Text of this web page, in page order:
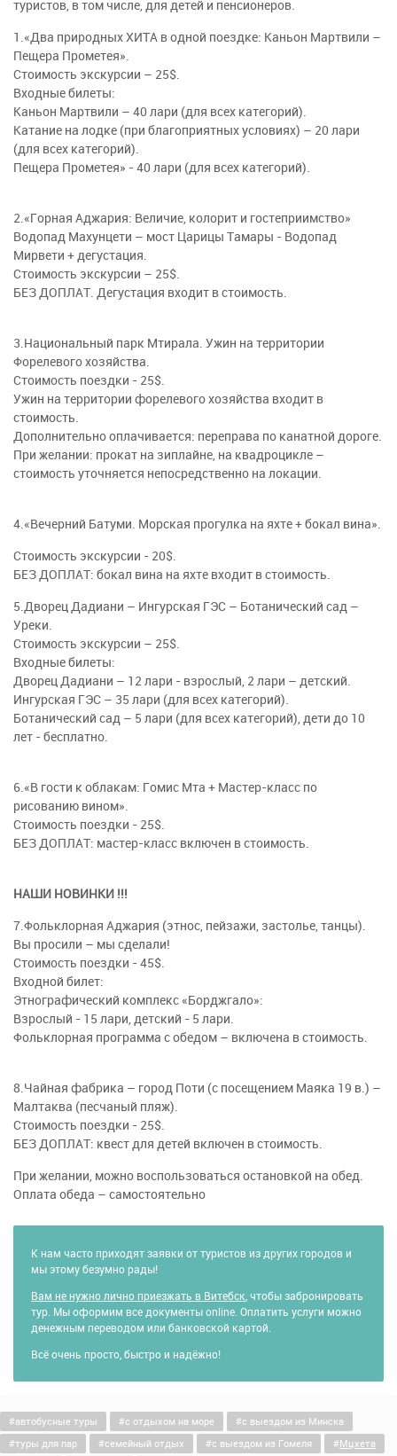
туристов, в том числе, для детей и пенсионеров.
1.«Два природных ХИТА в одной поездке: Каньон Мартвили –
Пещера Прометея».
Стоимость экскурсии – 25$.
Входные билеты:
Каньон Мартвили – 40 лари (для всех категорий).
Катание на лодке (при благоприятных условиях) – 20 лари
(для всех категорий).
Пещера Прометея» - 40 лари (для всех категорий).
2.«Горная Аджария: Величие, колорит и гостеприимство»
Водопад Махунцети – мост Царицы Тамары - Водопад
Мирвети + дегустация.
Стоимость экскурсии – 25$.
БЕЗ ДОПЛАТ. Дегустация входит в стоимость.
3.Национальный парк Мтирала. Ужин на территории
Форелевого хозяйства.
Стоимость поездки - 25$.
Ужин на территории форелевого хозяйства входит в
стоимость.
Дополнительно оплачивается: переправа по канатной дороге.
При желании: прокат на зиплайне, на квадроцикле –
стоимость уточняется непосредственно на локации.
4.«Вечерний Батуми. Морская прогулка на яхте + бокал вина».
Стоимость экскурсии - 20$.
БЕЗ ДОПЛАТ: бокал вина на яхте входит в стоимость.
5.Дворец Дадиани – Ингурская ГЭС – Ботанический сад –
Уреки.
Стоимость экскурсии – 25$.
Входные билеты:
Дворец Дадиани – 12 лари - взрослый, 2 лари – детский.
Ингурская ГЭС – 35 лари (для всех категорий).
Ботанический сад – 5 лари (для всех категорий), дети до 10
лет - бесплатно.
6.«В гости к облакам: Гомис Мта + Мастер-класс по
рисованию вином».
Стоимость поездки - 25$.
БЕЗ ДОПЛАТ: мастер-класс включен в стоимость.
НАШИ НОВИНКИ !!!
7.Фольклорная Аджария (этнос, пейзажи, застолье, танцы).
Вы просили – мы сделали!
Стоимость поездки - 45$.
Входной билет:
Этнографический комплекс «Борджгало»:
Взрослый - 15 лари, детский - 5 лари.
Фольклорная программа с обедом – включена в стоимость.
8.Чайная фабрика – город Поти (с посещением Маяка 19 в.) –
Малтаква (песчаный пляж).
Стоимость поездки - 25$.
БЕЗ ДОПЛАТ: квест для детей включен в стоимость.
При желании, можно воспользоваться остановкой на обед.
Оплата обеда – самостоятельно
К нам часто приходят заявки от туристов из других городов и
мы этому безумно рады!
Вам не нужно лично приезжать в Витебск , чтобы забронировать
тур. Мы оформим все документы online. Оплатить услуги можно
денежным переводом или банковской картой.
Всё очень просто, быстро и надёжно!
автобусные туры c отдыхом на море
c выездом из Минска
туры для пар
семейный отдых c выездом из Гомеля
Мцхета